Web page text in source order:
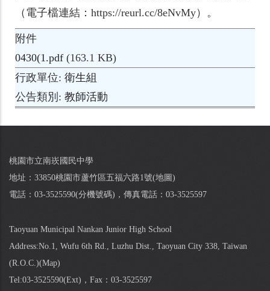
（電子檔連結：https://reurl.cc/8eNvMy）。
附件
0430(1.pdf (163.1 KB)
行政單位 衛生組
公告類別
教師活動
桃園市立南崁國民中學
地址：33850桃園市蘆竹區五福六路1號(地圖)
電話：03-3525590(分機號碼)，傳真電話：03-3525597
Taoyuan Municipal Nankan Junior High School
Address:No.1, Wufu 6th Rd., Luzhu Dist., Taoyuan City 338, Taiwan
(R.O.C.)(Map)
Tel:03-3525590(Ext)，Fax：03-3525597